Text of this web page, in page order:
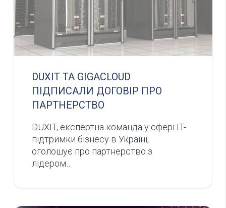
DUXIT ТА GIGACLOUD
ПІДПИСАЛИ ДОГОВІР ПРО
ПАРТНЕРСТВО
DUXIT, експертна команда у сфері IT-
підтримки бізнесу в Україні,
оголошує про партнерство з
лідером…